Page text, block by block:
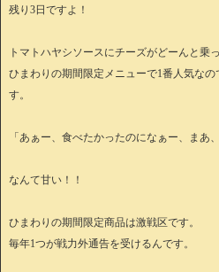
残り3日ですよ！
トマトハヤシソースにチーズがどーんと乗
ひまわりの期間限定メニューで1番人気な
す。
「あぁー、食べたかったのになぁー、まあ
なんて甘い！！
ひまわりの期間限定商品は激戦区です。
毎年1つが戦力外通告を受けるんです。